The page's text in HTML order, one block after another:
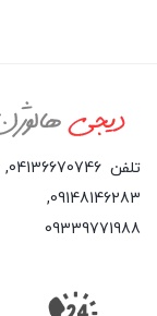
تلفن 04136670746
,
09148146283
,
09339771988